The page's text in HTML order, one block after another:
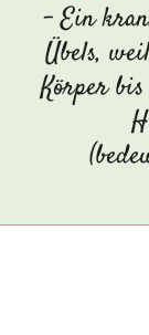
- Ein
Übels,
Körper